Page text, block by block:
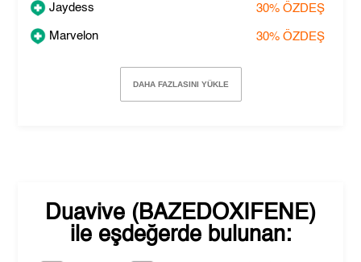
Jaydess 30% ÖZDEŞ
Marvelon 30% ÖZDEŞ
DAHA FAZLASINI YÜKLE
Duavive (BAZEDOXIFENE)
ile eşdeğerde bulunan: